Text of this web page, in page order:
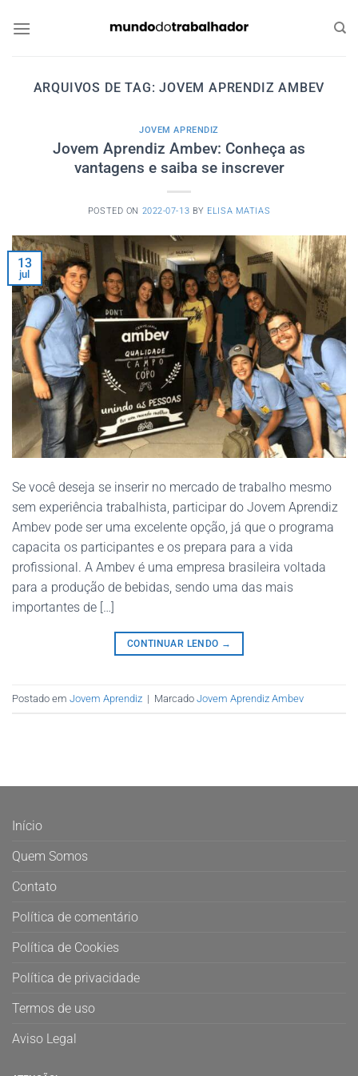
ARQUIVOS DE TAG:JOVEM APRENDIZ AMBEV
JOVEM APRENDIZ
Jovem Aprendiz Ambev: Conheça as
vantagens e saiba se inscrever
POSTED ON 2022-07-13 BY ELISA MATIAS
13
jul
Se você deseja se inserir no mercado de trabalho mesmo
sem experiência trabalhista, participar do Jovem Aprendiz
Ambev pode ser uma excelente opção, já que o programa
capacita os participantes e os prepara para a vida
profissional. A Ambev é uma empresa brasileira voltada
para a produção de bebidas, sendo uma das mais
importantes de […]
CONTINUAR LENDO →
Postado em Jovem Aprendiz | Marcado Jovem Aprendiz Ambev
Início
Quem Somos
Contato
Política de comentário
Política de Cookies
Política de privacidade
Termos de uso
Aviso Legal